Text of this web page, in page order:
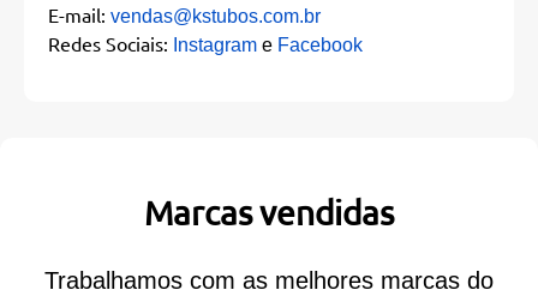
E-mail: vendas@kstubos.com.br
Redes Sociais: Instagram e Facebook
Marcas vendidas
Trabalhamos com as melhores marcas do